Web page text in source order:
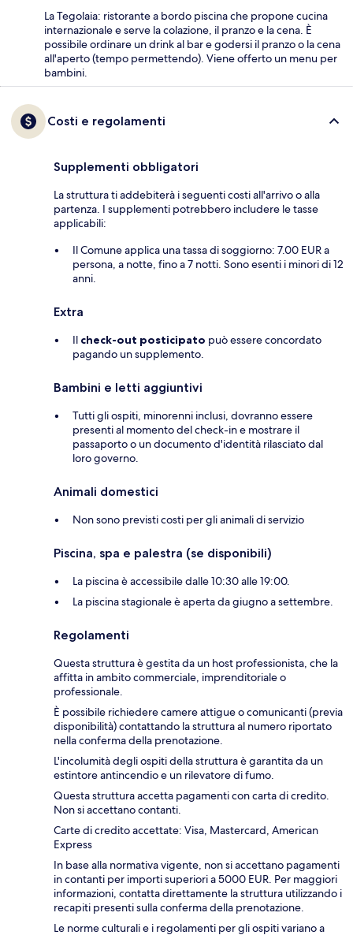
La Tegolaia: ristorante a bordo piscina che propone cucina
internazionale e serve la colazione, il pranzo e la cena. È
possibile ordinare un drink al bar e godersi il pranzo o la cena
all'aperto (tempo permettendo). Viene offerto un menu per
bambini.
Costi e regolamenti
Supplementi obbligatori
La struttura ti addebiterà i seguenti costi all'arrivo o alla
partenza. I supplementi potrebbero includere le tasse
applicabili:
Il Comune applica una tassa di soggiorno: 7.00 EUR a
persona, a notte, fino a 7 notti. Sono esenti i minori di 12
anni.
Extra
Il check-out posticipato può essere concordato
pagando un supplemento.
Bambini e letti aggiuntivi
Tutti gli ospiti, minorenni inclusi, dovranno essere
presenti al momento del check-in e mostrare il
passaporto o un documento d'identità rilasciato dal
loro governo.
Animali domestici
Non sono previsti costi per gli animali di servizio
Piscina, spa e palestra (se disponibili)
La piscina è accessibile dalle 10:30 alle 19:00.
La piscina stagionale è aperta da giugno a settembre.
Regolamenti
Questa struttura è gestita da un host professionista, che la
affitta in ambito commerciale, imprenditoriale o
professionale.
È possibile richiedere camere attigue o comunicanti (previa
disponibilità) contattando la struttura al numero riportato
nella conferma della prenotazione.
L'incolumità degli ospiti della struttura è garantita da un
estintore antincendio e un rilevatore di fumo.
Questa struttura accetta pagamenti con carta di credito.
Non si accettano contanti.
Carte di credito accettate: Visa, Mastercard, American
Express
In base alla normativa vigente, non si accettano pagamenti
in contanti per importi superiori a 5000 EUR. Per maggiori
informazioni, contatta direttamente la struttura utilizzando i
recapiti presenti sulla conferma della prenotazione.
Le norme culturali e i regolamenti per gli ospiti variano a